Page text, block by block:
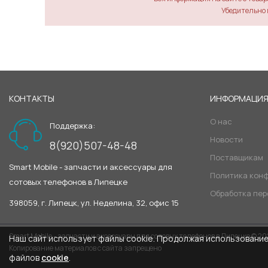
Убедительно
КОНТАКТЫ
Поддержка:
8(920)507-48-48
Smart Mobile - запчасти и аксессуары для
сотовых телефонов в Липецке
398059, г. Липецк, ул. Неделина, 32, офис 15
ИНФОРМАЦИЯ
О нас
Новости
Поставщикам
Политика
Обработка
Smart Mobile - запчасти и аксессуары для сотовых телефонов в Липецке ©
Копирование материалов с сайта запрещено
Наш сайт использует файлы cookie. Продолжая
файлов cookie.